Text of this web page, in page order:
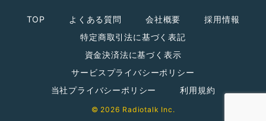
TOP よくある質問 会社概要
採用情報
特定商取引法に基づく表記
資金決済法に基づく表示
サービスプライバシーポリシー
当社プライバシーポリシー
利用規約
© 2026 Radiotalk Inc.